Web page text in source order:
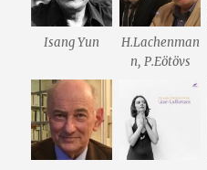
Isang Yun
H.Lachenman
n, P.Eötövs